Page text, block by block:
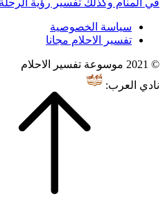
سياسة الخصوصية
تفسير الاحلام مجانا
© 2021 موسوعة تفسير الاحلام
نادي العرب: